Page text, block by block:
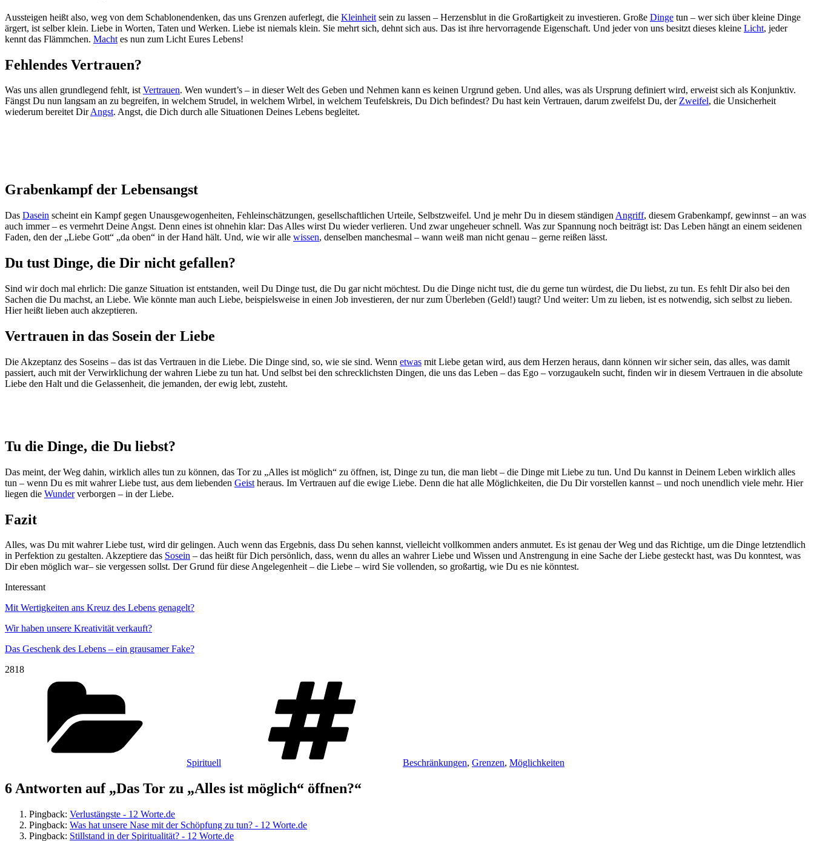
Aussteigen heißt also, weg von dem Schablonendenken, das uns Grenzen auferlegt, die Kleinheit sein zu lassen – Herzensblut in die Großartigkeit zu investieren. Große Dinge tun – wer sich über kleine Dinge
ärgert, ist selber klein. Liebe in Worten, Taten und Werken. Liebe ist niemals klein. Sie mehrt sich, dehnt sich aus. Das ist ihre hervorragende Eigenschaft. Und jeder von uns besitzt dieses kleine Licht, jeder
kennt das Flämmchen. Macht es nun zum Licht Eures Lebens!
Fehlendes Vertrauen?
Was uns allen grundlegend fehlt, istVertrauen. Wen wundert’s – in dieser Welt des Geben und Nehmen kann es keinen Urgrund geben. Und alles, was als Ursprung definiert wird, erweist sich als Konjunktiv.
Fängst Du nun langsam an zu begreifen, in welchem Strudel, in welchem Wirbel, in welchem Teufelskreis, Du Dich befindest? Du hast kein Vertrauen, darum zweifelst Du, derZweifel, die Unsicherheit
wiederum bereitet DirAngst. Angst, die Dich durch alle Situationen Deines Lebens begleitet.
Grabenkampf der Lebensangst
Das Dasein scheint ein Kampf gegen Unausgewogenheiten, Fehleinschätzungen, gesellschaftlichen Urteile, Selbstzweifel. Und je mehr Du in diesem ständigen Angriff, diesem Grabenkampf, gewinnst – an was
auch immer – es vermehrt Deine Angst. Denn eines ist ohnehin klar: Das Alles wirst Du wieder verlieren. Und zwar ungeheuer schnell. Was zur Spannung noch beiträgt ist: Das Leben hängt an einem seidenen
Faden, den der „Liebe Gott“ „da oben“ in der Hand hält. Und, wie wir alle wissen, denselben manchesmal – wann weiß man nicht genau – gerne reißen lässt.
Du tust Dinge, die Dir nicht gefallen?
Sind wir doch mal ehrlich: Die ganze Situation ist entstanden, weil Du Dinge tust, die Du gar nicht möchtest. Du die Dinge nicht tust, die du gerne tun würdest, die Du liebst, zu tun. Es fehlt Dir also bei den
Sachen die Du machst, an Liebe. Wie könnte man auch Liebe, beispielsweise in einen Job investieren, der nur zum Überleben (Geld!) taugt? Und weiter: Um zu lieben, ist es notwendig, sich selbst zu lieben.
Hier heißt lieben auch akzeptieren.
Vertrauen in das Sosein der Liebe
Die Akzeptanz des Soseins – das ist das Vertrauen in die Liebe. Die Dinge sind, so, wie sie sind. Wenn etwas mit Liebe getan wird, aus dem Herzen heraus, dann können wir sicher sein, das alles, was damit
passiert, auch mit der Verwirklichung der wahren Liebe zu tun hat. Und selbst bei den schrecklichsten Dingen, die uns das Leben – das Ego – vorzugaukeln sucht, finden wir in diesem Vertrauen in die absolute
Liebe den Halt und die Gelassenheit, die jemanden, der ewig lebt, zusteht.
Tu die Dinge, die Du liebst?
Das meint, der Weg dahin, wirklich alles tun zu können, das Tor zu „Alles ist möglich“ zu öffnen, ist, Dinge zu tun, die man liebt – die Dinge mit Liebe zu tun. Und Du kannst in Deinem Leben wirklich alles
tun – wenn Du es mit wahrer Liebe tust, aus dem liebenden Geist heraus. Im Vertrauen auf die ewige Liebe. Denn die hat alle Möglichkeiten, die Du Dir vorstellen kannst – und noch unendlich viele mehr. Hier
liegen die Wunderverborgen – in der Liebe.
Fazit
Alles, was Du mit wahrer Liebe tust, wird dir gelingen. Auch wenn das Ergebnis, dass Du sehen kannst, vielleicht vollkommen anders anmutet. Es ist genau der Weg und das Richtige, um die Dinge letztendlich
in Perfektion zu gestalten. Akzeptiere das Sosein – das heißt für Dich persönlich, dass, wenn du alles an wahrer Liebe und Wissen und Anstrengung in eine Sache der Liebe gesteckt hast, was Du konntest, was
Dir eben möglich war– sie vergessen sollst. Der Grund für diese Angelegenheit – die Liebe – wird Sie vollenden, so großartig, wie Du es nie könntest.
Interessant
Mit Wertigkeiten ans Kreuz des Lebens genagelt?
Wir haben unsere Kreativität verkauft?
Das Geschenk des Lebens – ein grausamer Fake?
2818
Spirituell Beschränkungen, Grenzen, Möglichkeiten
6 Antworten auf „Das Tor zu „Alles ist möglich“ öffnen?“
Pingback: Verlustängste - 12 Worte.de
Pingback: Was hat unsere Nase mit der Schöpfung zu tun? - 12 Worte.de
Pingback: Stillstand in der Spiritualität? - 12 Worte.de